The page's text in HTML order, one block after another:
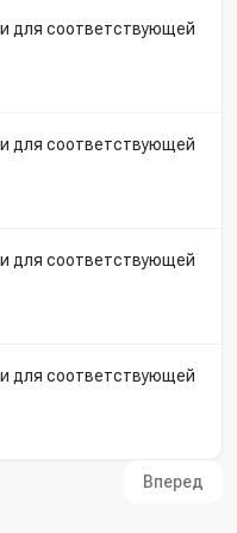
для соответствующей
для соответствующей
для соответствующей
для соответствующей
Вперед